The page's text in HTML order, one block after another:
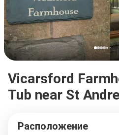
Vicarsford
Tub near St
Расположение